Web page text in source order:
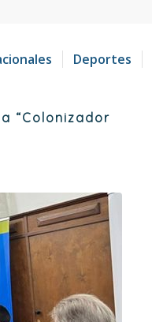
Deportes
“Colonizador